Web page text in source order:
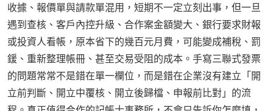
收據、報價單與請款單混用，短期不一定立刻出事，但一旦
遇到查核、客戶內控升級、合作案金額變大、銀行要求財報
或投資人看帳，原本省下的幾百元月費，可能變成補稅、罰
鍰、重新整理帳冊、甚至交易受阻的成本。手寫三聯式發票
的問題常常不是錯在單一欄位，而是錯在企業沒有建立「開
立前判斷、開立中覆核、開立後歸檔、申報前比對」的流